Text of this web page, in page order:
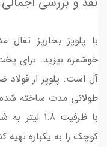
خوشمزه بپزید. برای
آل است. پلوپز از
با ظرفیت
کوچک را به یکباره تهیه